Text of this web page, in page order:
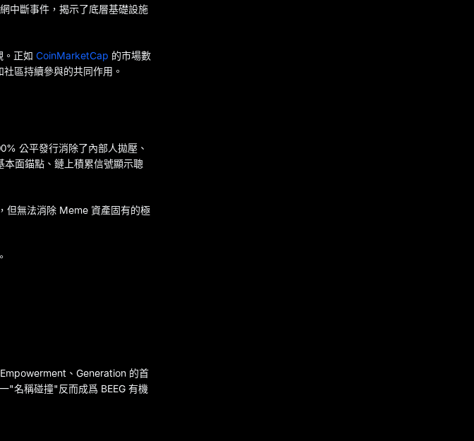
中斷事件，揭示了底層基礎設施
。正如 CoinMarketCap 的市場數
區持續參與的共同作用。
公平發行消除了內部人拋壓、
面錨點、鏈上積累信號顯示聰
但無法消除 Meme 資產固有的極
、Generation 的首
"名稱碰撞"反而成爲 BEEG 有機